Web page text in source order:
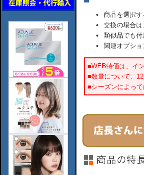
商品を選択
交換の場合
類似品でも
関連オプシ
■WEB特価は、イ
■数量について、
■シーズンによっ